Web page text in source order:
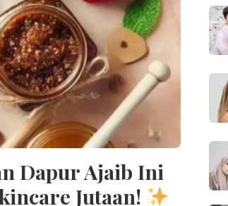
Dapur Ajaib Ini
Jutaan!